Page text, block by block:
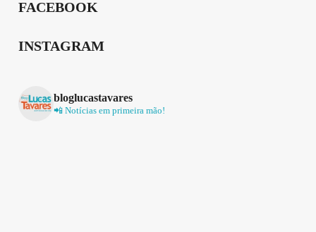
FACEBOOK
INSTAGRAM
bloglucastavares
📲 Notícias em primeira mão!